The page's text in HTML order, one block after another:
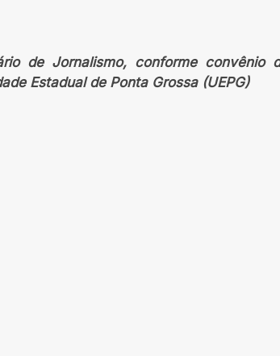
de Jornalismo, conforme convênio
Estadual de Ponta Grossa (UEPG)